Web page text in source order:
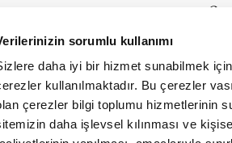
sorumlu kullanımı
daha iyi bir hizmet sunabilmek
kullanılmaktadır. Bu çerezler
çerezler bilgi toplumu hizmetlerinin
daha işlevsel kılınması ve